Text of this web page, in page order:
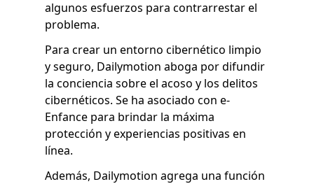
algunos esfuerzos para contrarrestar el
problema.
Para crear un entorno cibernético limpio
y seguro, Dailymotion aboga por difundir
la conciencia sobre el acoso y los delitos
cibernéticos. Se ha asociado con e-
Enfance para brindar la máxima
protección y experiencias positivas en
línea.
Además, Dailymotion agrega una función